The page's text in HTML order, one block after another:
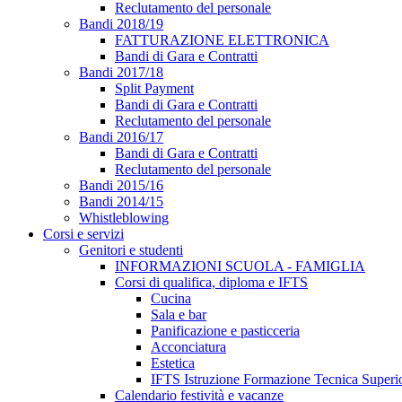
Reclutamento del personale
Bandi 2018/19
FATTURAZIONE ELETTRONICA
Bandi di Gara e Contratti
Bandi 2017/18
Split Payment
Bandi di Gara e Contratti
Reclutamento del personale
Bandi 2016/17
Bandi di Gara e Contratti
Reclutamento del personale
Bandi 2015/16
Bandi 2014/15
Whistleblowing
Corsi e servizi
Genitori e studenti
INFORMAZIONI SCUOLA - FAMIGLIA
Corsi di qualifica, diploma e IFTS
Cucina
Sala e bar
Panificazione e pasticceria
Acconciatura
Estetica
IFTS Istruzione Formazione Tecnica
Calendario festività e vacanze